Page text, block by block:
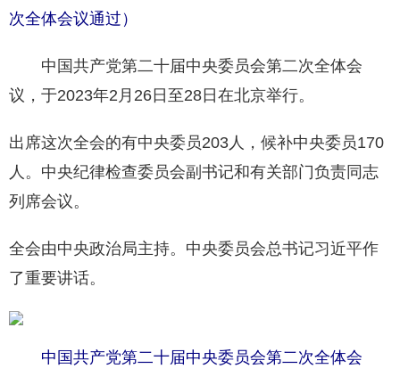
次全体会议通过）
中国共产党第二十届中央委员会第二次全体会
议，于2023年2月26日至28日在北京举行。
出席这次全会的有中央委员203人，候补中央委员170
人。中央纪律检查委员会副书记和有关部门负责同志
列席会议。
全会由中央政治局主持。中央委员会总书记习近平作
了重要讲话。
中国共产党第二十届中央委员会第二次全体会